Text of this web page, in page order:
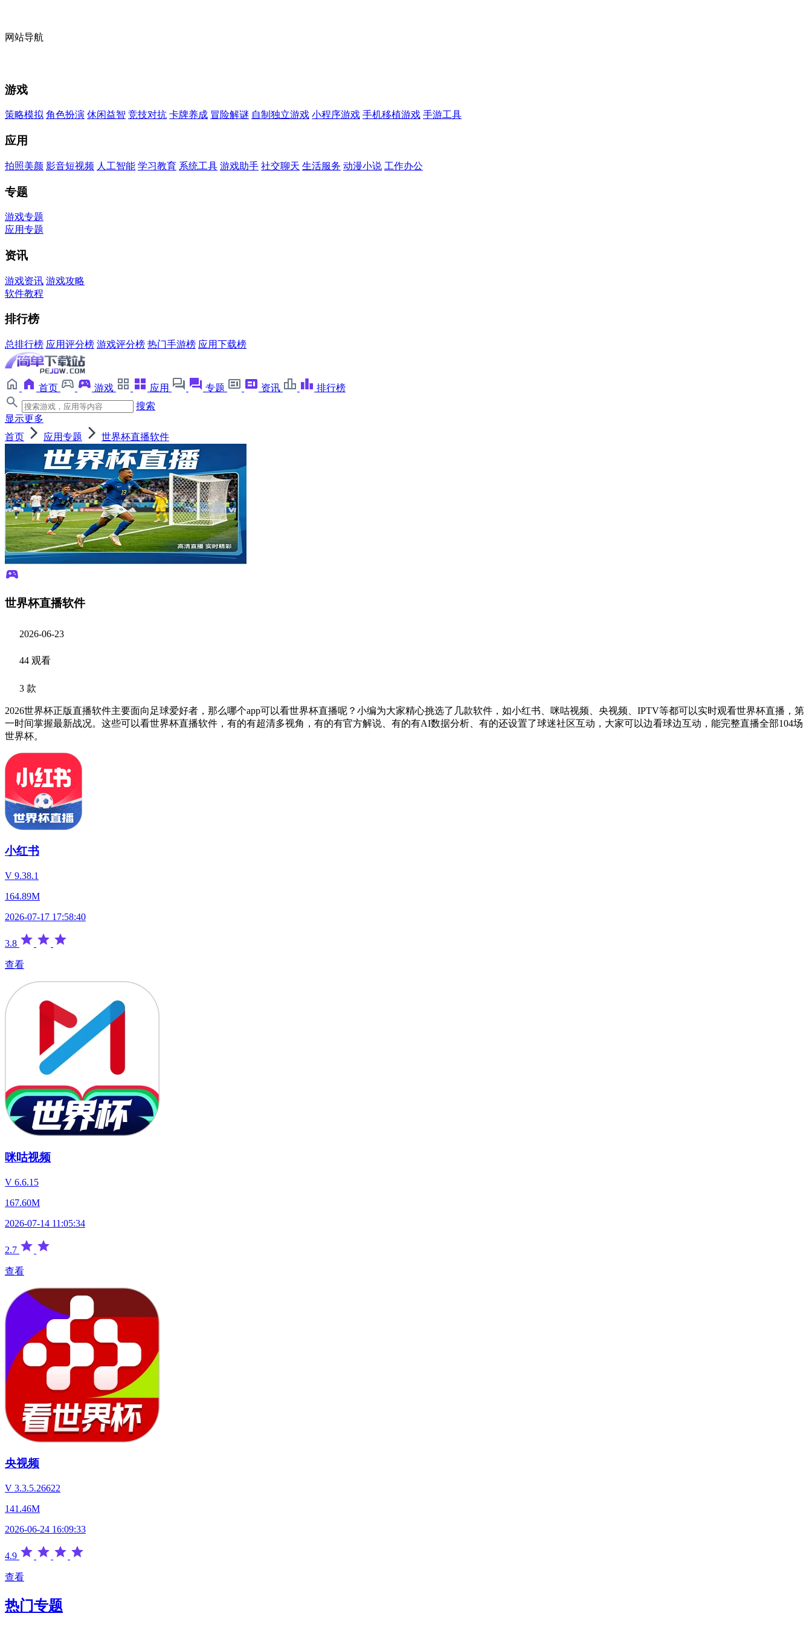
网站导航
游戏
策略模拟 角色扮演 休闲益智 竞技对抗 卡牌养成 冒险解谜 自制独立游戏 小程序游戏 手机移植游戏 手游工具
应用
拍照美颜 影音短视频 人工智能 学习教育 系统工具 游戏助手 社交聊天 生活服务 动漫小说 工作办公
专题
游戏专题
应用专题
资讯
游戏资讯 游戏攻略
软件教程
排行榜
总排行榜 应用评分榜 游戏评分榜 热门手游榜 应用下载榜
首页 游戏 应用 专题 资讯
排行榜
搜索
显示更多
首页
应用专题 世界杯直播软件
世界杯直播软件
2026-06-23
44 观看
3 款
2026世界杯正版直播软件主要面向足球爱好者，那么哪个app可以看世界杯直播呢？小编为大家精心挑选了几款软件，如小红书、咪咕视频、央视频、IPTV等都可以实时观看世界杯直播，第
一时间掌握最新战况。这些可以看世界杯直播软件，有的有超清多视角，有的有官方解说、有的有AI数据分析、有的还设置了球迷社区互动，大家可以边看球边互动，能完整直播全部104场
世界杯。
小红书
V 9.38.1
164.89M
2026-07-17 17:58:40
3.8
查看
咪咕视频
V 6.6.15
167.60M
2026-07-14 11:05:34
2.7
查看
央视频
V 3.3.5.26622
141.46M
2026-06-24 16:09:33
4.9
查看
热门专题